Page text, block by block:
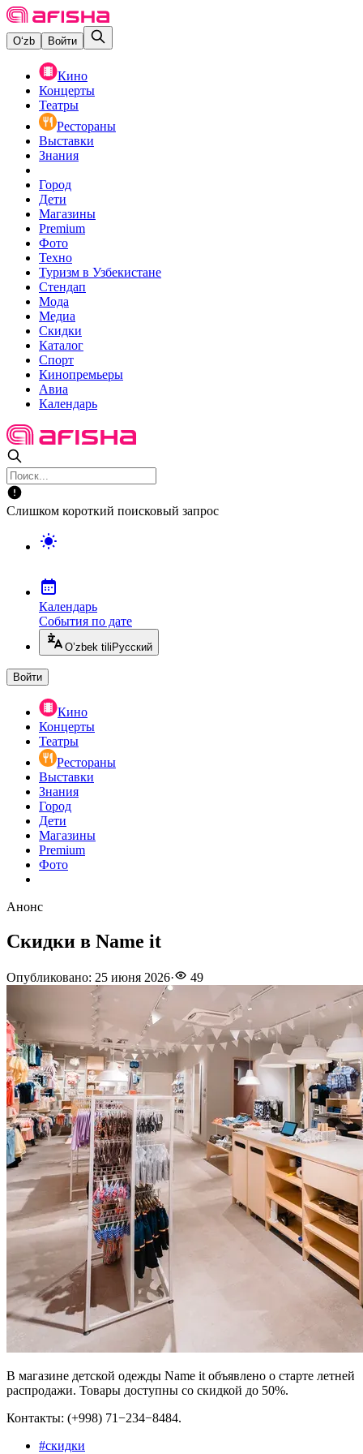
O‘zb Войти
Кино
Концерты
Театры
Рестораны
Выставки
Знания
Город
Дети
Магазины
Premium
Фото
Техно
Туризм в Узбекистане
Стендап
Мода
Медиа
Скидки
Каталог
Спорт
Кинопремьеры
Авиа
Календарь
Слишком короткий поисковый запрос
Календарь
События по дате
O’zbek tili Русский
Войти
Кино
Концерты
Театры
Рестораны
Выставки
Знания
Город
Дети
Магазины
Premium
Фото
Анонс
Скидки в Name it
Опубликовано: 25 июня 2026· 49
В магазине детской одежды Name it объявлено о старте летней
распродажи. Товары доступны со скидкой до 50%.
Контакты: (+998) 71−234−8484.
#скидки